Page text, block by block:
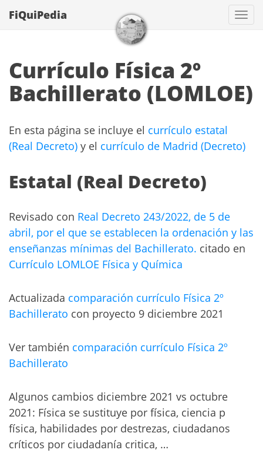
FiQuiPedia
Currículo Física 2º
Bachillerato (LOMLOE)
En esta página se incluye el currículo estatal
(Real Decreto) y el currículo de Madrid (Decreto)
Estatal (Real Decreto)
Revisado con Real Decreto 243/2022, de 5 de
abril, por el que se establecen la ordenación y las
enseñanzas mínimas del Bachillerato. citado en
Currículo LOMLOE Física y Química
Actualizada comparación currículo Física 2º
Bachillerato con proyecto 9 diciembre 2021
Ver también comparación currículo Física 2º
Bachillerato
Algunos cambios diciembre 2021 vs octubre
2021: Física se sustituye por física, ciencia p
física, habilidades por destrezas, ciudadanos
críticos por ciudadanía critica, …